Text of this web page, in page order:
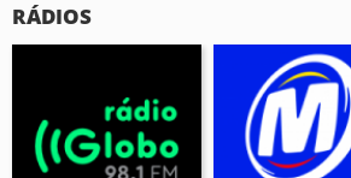
RÁDIOS